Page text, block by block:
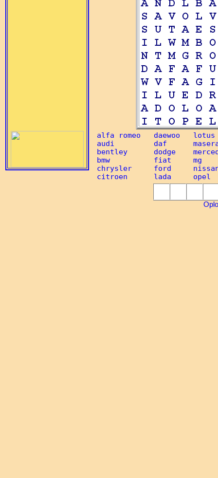
alfa romeo   daewoo
audi         daf
bentley      dodge
bmw          fiat
chrysler     ford